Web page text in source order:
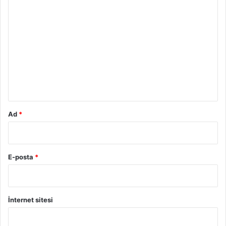
Ad *
E-posta *
İnternet sitesi